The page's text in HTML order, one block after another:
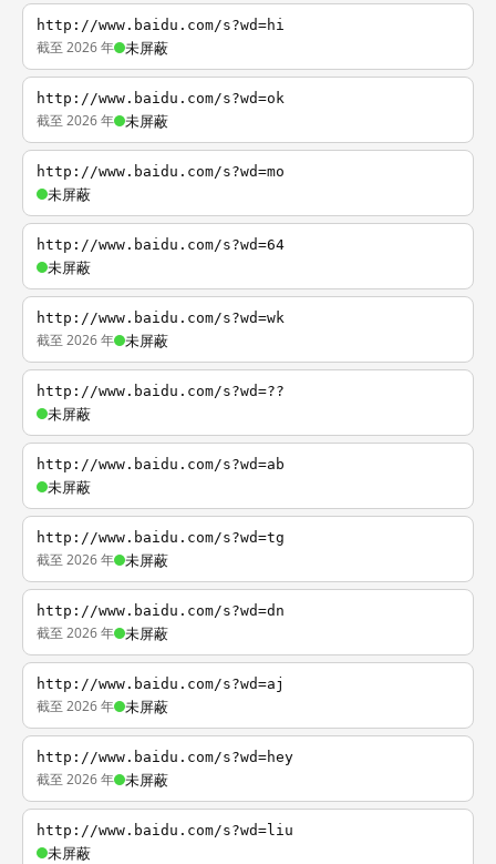
http://www.baidu.com/s?wd=hi
截至 2026 年 未屏蔽
http://www.baidu.com/s?wd=ok
截至 2026 年 未屏蔽
http://www.baidu.com/s?wd=mo
未屏蔽
http://www.baidu.com/s?wd=64
未屏蔽
http://www.baidu.com/s?wd=wk
截至 2026 年 未屏蔽
http://www.baidu.com/s?wd=??
未屏蔽
http://www.baidu.com/s?wd=ab
未屏蔽
http://www.baidu.com/s?wd=tg
截至 2026 年 未屏蔽
http://www.baidu.com/s?wd=dn
截至 2026 年 未屏蔽
http://www.baidu.com/s?wd=aj
截至 2026 年 未屏蔽
http://www.baidu.com/s?wd=hey
截至 2026 年 未屏蔽
http://www.baidu.com/s?wd=liu
未屏蔽